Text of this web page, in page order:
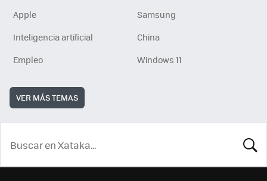
Apple
Samsung
Inteligencia artificial
China
Empleo
Windows 11
VER MÁS TEMAS